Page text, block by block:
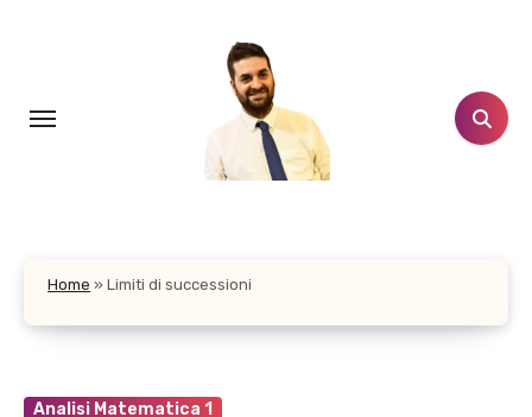
Home » Limiti di successioni
Analisi Matematica 1